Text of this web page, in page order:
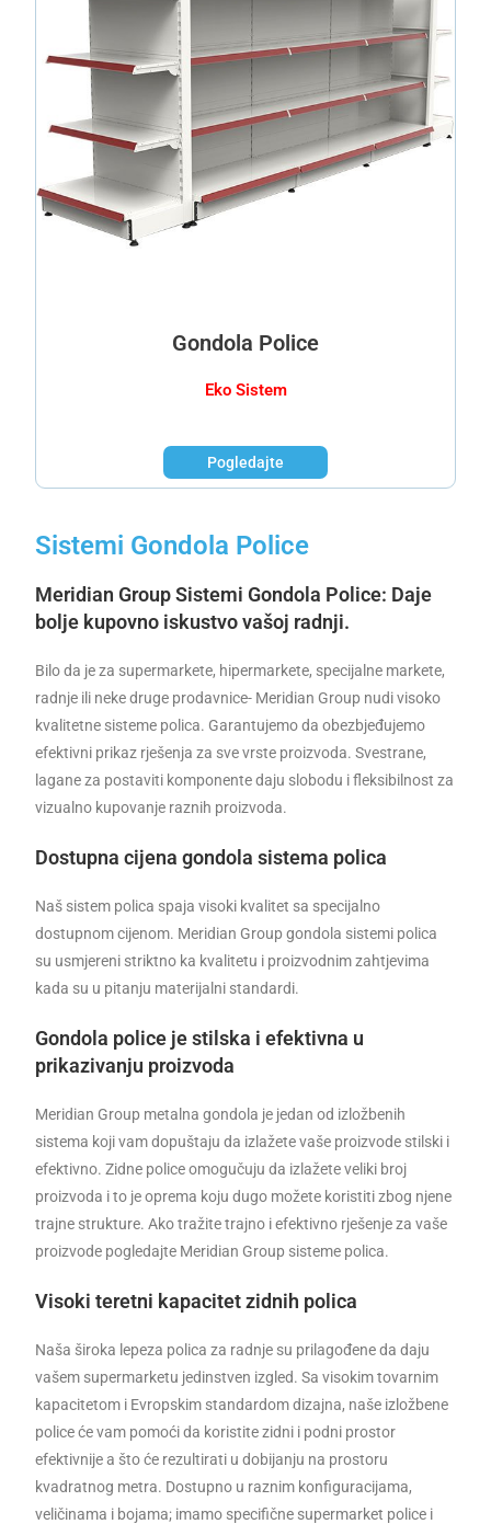
Gondola Police
Eko Sistem
Pogledajte
Sistemi Gondola Police
Meridian Group Sistemi Gondola Police: Daje
bolje kupovno iskustvo vašoj radnji.
Bilo da je za supermarkete, hipermarkete, specijalne markete,
radnje ili neke druge prodavnice- Meridian Group nudi visoko
kvalitetne sisteme polica. Garantujemo da obezbjeđujemo
efektivni prikaz rješenja za sve vrste proizvoda. Svestrane,
lagane za postaviti komponente daju slobodu i fleksibilnost za
vizualno kupovanje raznih proizvoda.
Dostupna cijena gondola sistema polica
Naš sistem polica spaja visoki kvalitet sa specijalno
dostupnom cijenom. Meridian Group gondola sistemi polica
su usmjereni striktno ka kvalitetu i proizvodnim zahtjevima
kada su u pitanju materijalni standardi.
Gondola police je stilska i efektivna u
prikazivanju proizvoda
Meridian Group metalna gondola je jedan od izložbenih
sistema koji vam dopuštaju da izlažete vaše proizvode stilski i
efektivno. Zidne police omogučuju da izlažete veliki broj
proizvoda i to je oprema koju dugo možete koristiti zbog njene
trajne strukture. Ako tražite trajno i efektivno rješenje za vaše
proizvode pogledajte Meridian Group sisteme polica.
Visoki teretni kapacitet zidnih polica
Naša široka lepeza polica za radnje su prilagođene da daju
vašem supermarketu jedinstven izgled. Sa visokim tovarnim
kapacitetom i Evropskim standardom dizajna, naše izložbene
police će vam pomoći da koristite zidni i podni prostor
efektivnije a što će rezultirati u dobijanju na prostoru
kvadratnog metra. Dostupno u raznim konfiguracijama,
veličinama i bojama; imamo specifične supermarket police i